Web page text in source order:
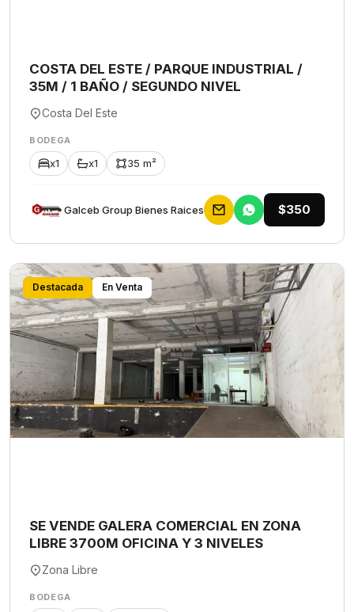
COSTA DEL ESTE / PARQUE INDUSTRIAL /
35M / 1 BAÑO / SEGUNDO NIVEL
Costa Del Este
BODEGA
x1 x1 35 m²
Galceb Group Bienes Raices $350
Destacada En Venta
SE VENDE GALERA COMERCIAL EN ZONA
LIBRE 3700M OFICINA Y 3 NIVELES
Zona Libre
BODEGA